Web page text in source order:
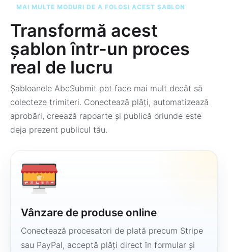
MAI MULTE MODURI DE A FOLOSI ACEST ȘABLON
Transformă acest
șablon într-un proces
real de lucru
Șabloanele AbcSubmit pot face mai mult decât să
colecteze trimiteri. Conectează plăți, automatizează
aprobări, creează rapoarte și publică oriunde este
deja prezent publicul tău.
Vânzare de produse online
Conectează procesatori de plată precum Stripe
sau PayPal, acceptă plăți direct în formular și